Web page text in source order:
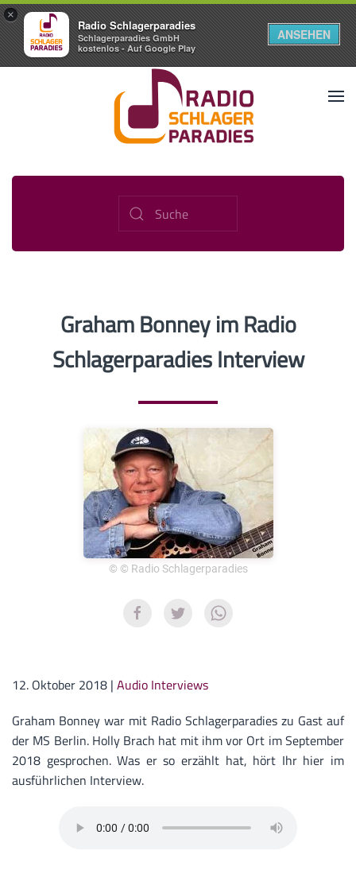
×
Radio Schlagerparadies
Schlagerparadies GmbH
kostenlos - Auf Google Play
ANSEHEN
Graham Bonney im Radio
Schlagerparadies Interview
© © Radio Schlagerparadies
12. Oktober 2018 | Audio Interviews
Graham Bonney war mit Radio Schlagerparadies zu Gast auf
der MS Berlin. Holly Brach hat mit ihm vor Ort im September
2018 gesprochen. Was er so erzählt hat, hört Ihr hier im
ausführlichen Interview.